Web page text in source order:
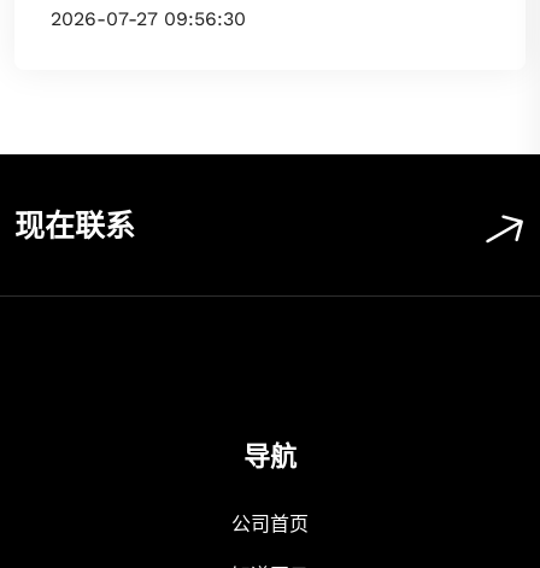
2026-07-27 09:56:30
现在联系
导航
公司首页